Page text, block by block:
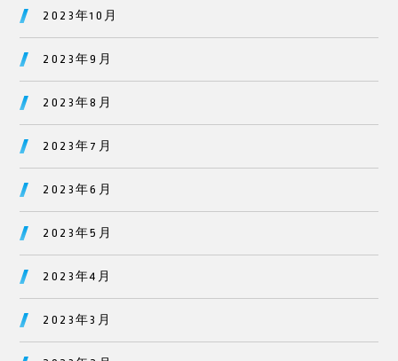
2023年10月
2023年9月
2023年8月
2023年7月
2023年6月
2023年5月
2023年4月
2023年3月